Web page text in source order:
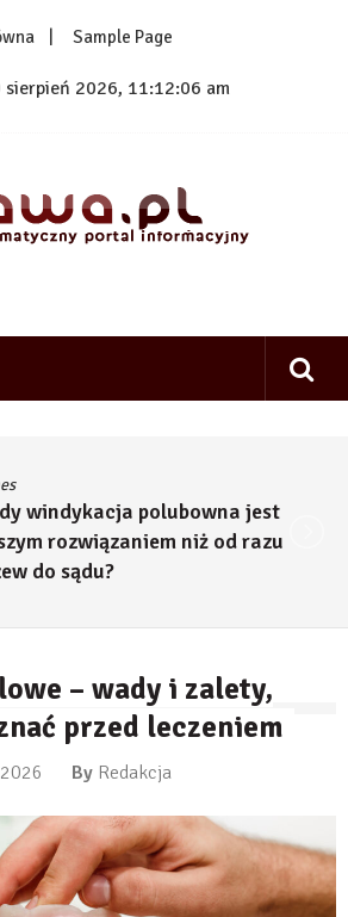
Sample Page
sierpień 2026, 11:12:06 am
windykacja polubowna jest
rozwiązaniem niż od razu
do sądu?
– wady i zalety,
przed leczeniem
By Redakcja